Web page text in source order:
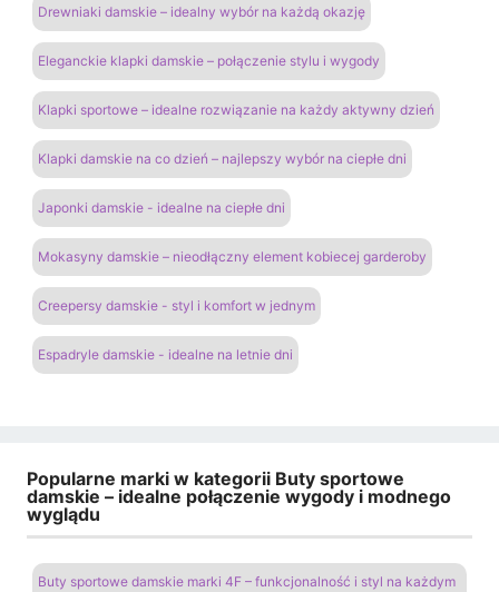
Drewniaki damskie – idealny wybór na każdą okazję
Eleganckie klapki damskie – połączenie stylu i wygody
Klapki sportowe – idealne rozwiązanie na każdy aktywny dzień
Klapki damskie na co dzień – najlepszy wybór na ciepłe dni
Japonki damskie - idealne na ciepłe dni
Mokasyny damskie – nieodłączny element kobiecej garderoby
Creepersy damskie - styl i komfort w jednym
Espadryle damskie - idealne na letnie dni
Popularne marki w kategorii Buty sportowe
damskie – idealne połączenie wygody i modnego
wyglądu
Buty sportowe damskie marki 4F – funkcjonalność i styl na każdym